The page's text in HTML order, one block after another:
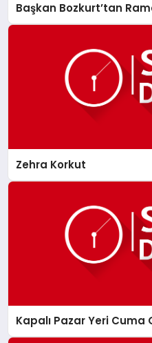
Başkan Bozkurt’tan
Zehra Korkut
Kapalı Pazar Yeri Cuma